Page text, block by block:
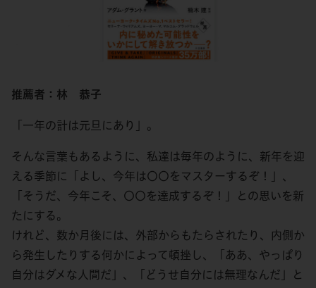
推薦者：林 恭子
「一年の計は元旦にあり」。
そんな言葉もあるように、私達は毎年のように、新年を迎
える季節に「よし、今年は〇〇をマスターするぞ！」、
「そうだ、今年こそ、〇〇を達成するぞ！」との思いを新
たにする。
けれど、数か月後には、外部からもたらされたり、内側か
ら発生したりする何かによって頓挫し、「ああ、やっぱり
自分はダメな人間だ」、「どうせ自分には無理なんだ」と